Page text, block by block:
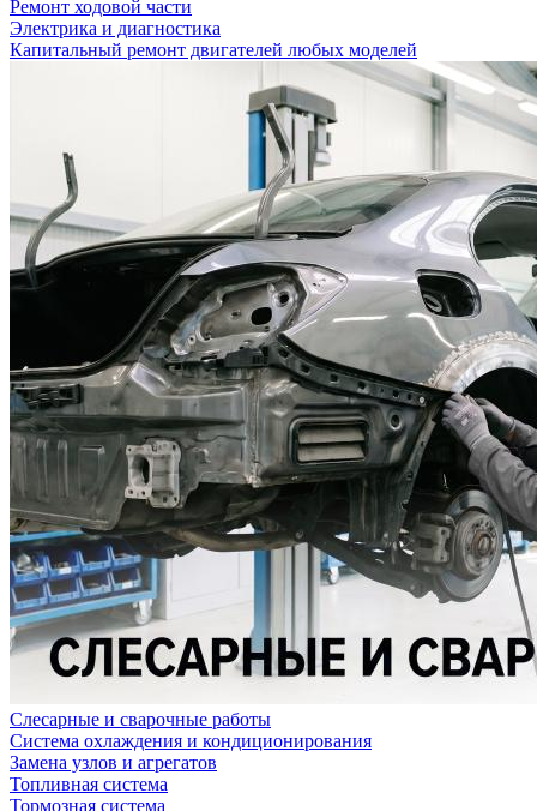
Ремонт ходовой части
Электрика и диагностика
Капитальный ремонт двигателей любых моделей
Слесарные и сварочные работы
Система охлаждения и кондиционирования
Замена узлов и агрегатов
Топливная система
Тормозная система